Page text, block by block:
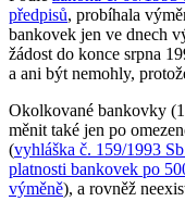
předpisů, probíhala
bankovek jen ve dnech
žádost do konce srpna
a ani být nemohly,
Okolkované bankovky
měnit také jen po
(vyhláška č. 159/1993
platnosti bankovek po
výměně), a rovněž